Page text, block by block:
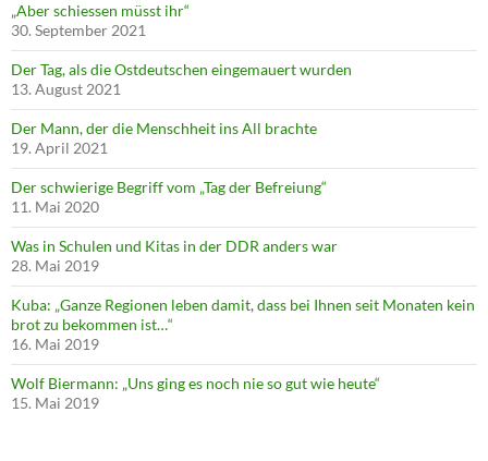
„Aber schiessen müsst ihr“
30. September 2021
Der Tag, als die Ostdeutschen eingemauert wurden
13. August 2021
Der Mann, der die Menschheit ins All brachte
19. April 2021
Der schwierige Begriff vom „Tag der Befreiung“
11. Mai 2020
Was in Schulen und Kitas in der DDR anders war
28. Mai 2019
Kuba: „Ganze Regionen leben damit, dass bei Ihnen seit Monaten kein
brot zu bekommen ist…“
16. Mai 2019
Wolf Biermann: „Uns ging es noch nie so gut wie heute“
15. Mai 2019